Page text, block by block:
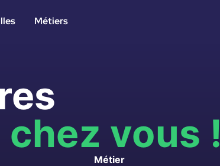
Métiers
chez vous !
Métier